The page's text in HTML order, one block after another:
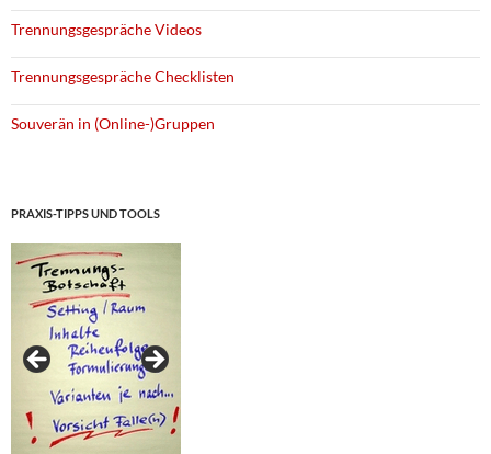
Trennungsgespräche Videos
Trennungsgespräche Checklisten
Souverän in (Online-)Gruppen
PRAXIS-TIPPS UND TOOLS